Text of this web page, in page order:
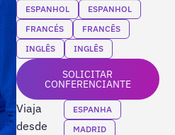
ESPANHOL
ESPANHOL
FRANCÉS
FRANCÊS
INGLÊS
INGLÊS
SOLICITAR
CONFERENCIANTE
Viaja
desde
ESPANHA
MADRID